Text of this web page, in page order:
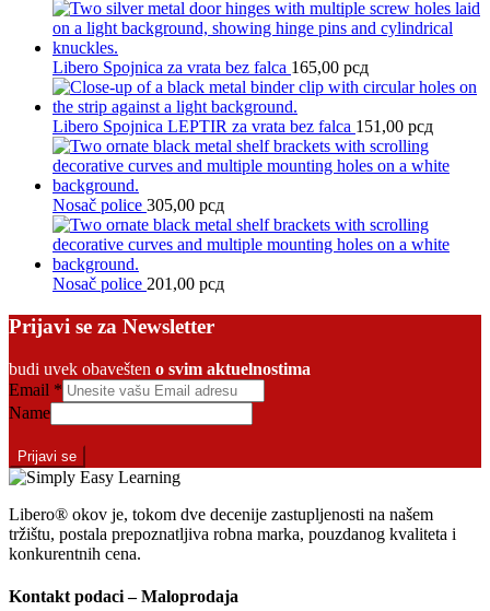
Libero Spojnica za vrata bez falca 165,00 рсд
Libero Spojnica LEPTIR za vrata bez falca 151,00 рсд
Nosač police 305,00 рсд
Nosač police 201,00 рсд
Prijavi se za Newsletter
budi uvek obavešten o svim aktuelnostima
Email *
Name
Prijavi se
Libero® okov je, tokom dve decenije zastupljenosti na našem
tržištu, postala prepoznatljiva robna marka, pouzdanog kvaliteta i
konkurentnih cena.
Kontakt podaci – Maloprodaja